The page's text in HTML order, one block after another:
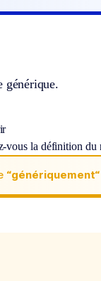
générique.
vous la définition
“génériquement“